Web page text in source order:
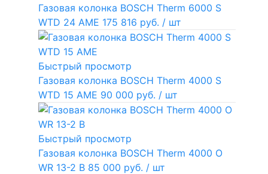
Газовая колонка BOSCH Therm 6000 S
WTD 24 AME 175 816 руб. / шт
Быстрый просмотр
Газовая колонка BOSCH Therm 4000 S
WTD 15 AME 90 000 руб. / шт
Быстрый просмотр
Газовая колонка BOSCH Therm 4000 O
WR 13-2 В 85 000 руб. / шт